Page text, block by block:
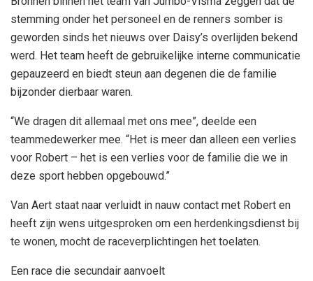
stemming onder het personeel en de renners somber is
geworden sinds het nieuws over Daisy’s overlijden bekend
werd. Het team heeft de gebruikelijke interne communicatie
gepauzeerd en biedt steun aan degenen die de familie
bijzonder dierbaar waren.
“We dragen dit allemaal met ons mee”, deelde een
teammedewerker mee. “Het is meer dan alleen een verlies
voor Robert – het is een verlies voor de familie die we in
deze sport hebben opgebouwd.”
Van Aert staat naar verluidt in nauw contact met Robert en
heeft zijn wens uitgesproken om een ​​herdenkingsdienst bij
te wonen, mocht de raceverplichtingen het toelaten.
Een race die secundair aanvoelt